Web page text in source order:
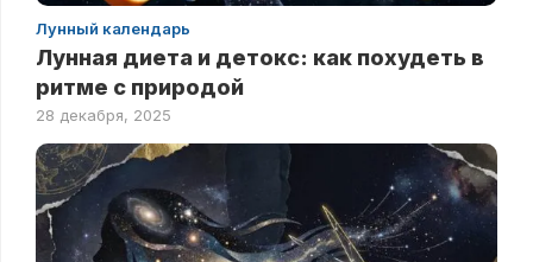
Лунный календарь
Лунная диета и детокс: как похудеть в
ритме с природой
28 декабря, 2025